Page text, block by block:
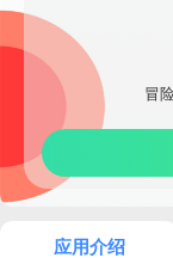
冒
应用介绍